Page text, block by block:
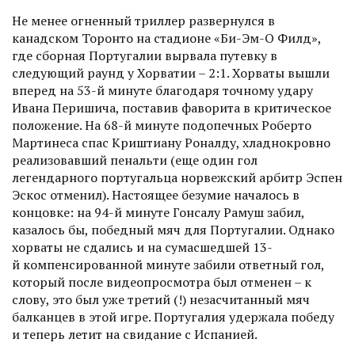
Не менее огненный триллер развернулся в
канадском Торонто на стадионе «Би-Эм-О Филд»,
где сборная Португалии вырвала путевку в
следующий раунд у Хорватии – 2:1. Хорваты вышли
вперед на 53-й минуте благодаря точному удару
Ивана Перишича, пос­тавив фаворита в критическое
положение. На 68-й минуте подопечных Роберто
Мартинеса спас Криштиану Роналду, хладнокровно
реализовавший пенальти (еще один гол
легендарного португальца норвежский арбитр Эспен
Эскос отменил). Настоящее безумие началось в
концовке: на 94-й минуте Гонсалу Рамуш забил,
казалось бы, победный мяч для Португалии. Однако
хорваты не сдались и на сумасшедшей 13-
й компенсированной минуте забили ответный гол,
который после видеопросмотра был отменен – к
слову, это был уже третий (!) незасчитанный мяч
балканцев в этой игре. Португалия удержала победу
и теперь летит на свидание с Испанией.